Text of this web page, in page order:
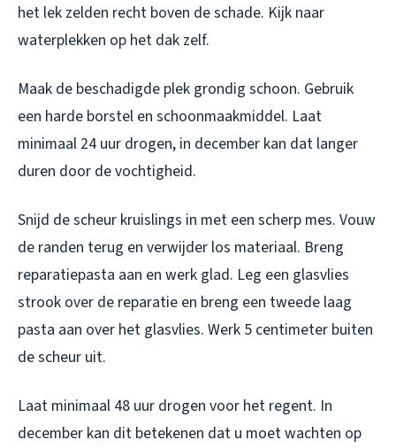
het lek zelden recht boven de schade. Kijk naar
waterplekken op het dak zelf.
Maak de beschadigde plek grondig schoon. Gebruik
een harde borstel en schoonmaakmiddel. Laat
minimaal 24 uur drogen, in december kan dat langer
duren door de vochtigheid.
Snijd de scheur kruislings in met een scherp mes. Vouw
de randen terug en verwijder los materiaal. Breng
reparatiepasta aan en werk glad. Leg een glasvlies
strook over de reparatie en breng een tweede laag
pasta aan over het glasvlies. Werk 5 centimeter buiten
de scheur uit.
Laat minimaal 48 uur drogen voor het regent. In
december kan dit betekenen dat u moet wachten op